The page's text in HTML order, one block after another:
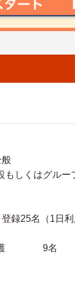
般
しくはグルー
25名（1日利
護 9名